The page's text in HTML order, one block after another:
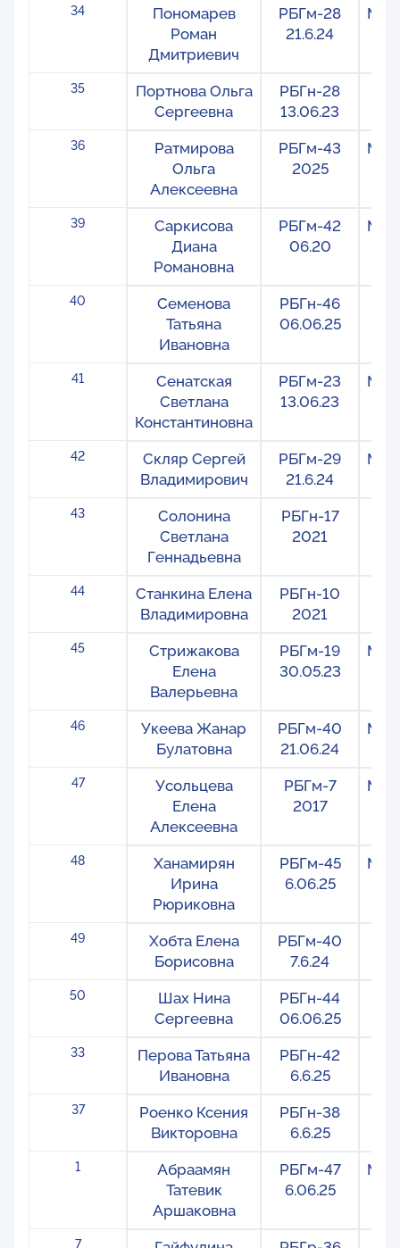
34
Пономарев
Роман
Дмитриевич
РБГм-28
21.6.24
35
Портнова Ольга
Сергеевна
РБГн-28
13.06.23
36
Ратмирова
Ольга
Алексеевна
РБГм-43
2025
39
Саркисова
Диана
Романовна
РБГм-42
06.20
40
Семенова
Татьяна
Ивановна
РБГн-46
06.06.25
41
Сенатская
Светлана
Константиновна
РБГм-23
13.06.23
42
Скляр Сергей
Владимирович
РБГм-29
21.6.24
43
Солонина
Светлана
Геннадьевна
РБГн-17
2021
44
Станкина Елена
Владимировна
РБГн-10
2021
45
Стрижакова
Елена
Валерьевна
РБГм-19
30.05.23
46
Укеева Жанар
Булатовна
РБГм-40
21.06.24
47
Усольцева
Елена
Алексеевна
РБГм-7
2017
48
Ханамирян
Ирина
Рюриковна
РБГм-45
6.06.25
49
Хобта Елена
Борисовна
РБГм-40
7.6.24
50
Шах Нина
Сергеевна
РБГн-44
06.06.25
33
Перова Татьяна
Ивановна
РБГн-42
6.6.25
37
Роенко Ксения
Викторовна
РБГн-38
6.6.25
1
Абраамян
Татевик
Аршаковна
РБГм-47
6.06.25
7